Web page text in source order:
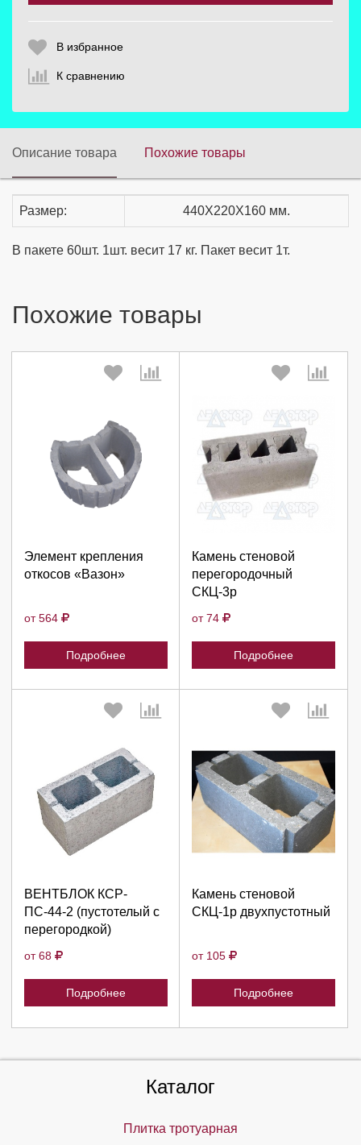
Продолжить
В избранное
К сравнению
Описание товара Похожие товары
Размер: 440Х220Х160 мм.
В пакете 60шт. 1шт. весит 17 кг. Пакет весит 1т.
Похожие товары
Элемент крепления
откосов «Вазон»
от 564
Подробнее
Выберите количество:
Продолжить
Камень стеновой
перегородочный
СКЦ-3р
от 74
Подробнее
Выберите количество:
Продолжить
ВЕНТБЛОК КСР-
ПС-44-2 (пустотелый с
перегородкой)
от 68
Подробнее
Выберите количество:
Продолжить
Отмена
Камень стеновой
СКЦ-1р двухпустотный
от 105
Подробнее
Выберите количество:
Продолжить
Каталог
Плитка тротуарная